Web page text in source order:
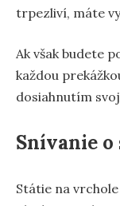
trpezliví, máte
Ak však budete
každou
dosiahnutím
Snívanie
Státie na